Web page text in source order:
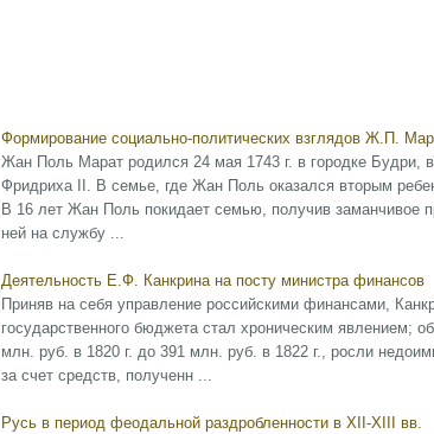
Формирование социально-политических взглядов Ж.П.
Жан Поль Марат родился 24 мая 1743 г. в городке Будри,
Фридриха II. В семье, где Жан Поль оказался вторым
В 16 лет Жан Поль покидает семью, получив заманчивое
ней на службу ...
Деятельность Е.Ф. Канкрина на посту министра финансов
Приняв на себя управление российскими финансами,
государственного бюджета стал хроническим явлением;
млн. руб. в 1820 г. до 391 млн. руб. в 1822 г., росли
за счет средств, полученн ...
Русь в период феодальной раздробленности в XII-XIII вв.